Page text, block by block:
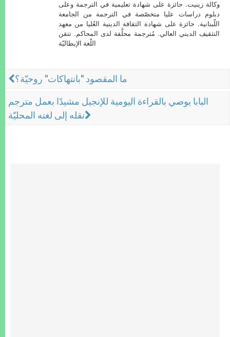
وكالة زينيت. حائزة على شهادة تعليمية في الترجمة وعلى
دبلوم دراسات عليا متخصّصة في الترجمة من الجامعة
اللّبنانية. حائزة على شهادة الثقافة الدينية العُليا من معهد
التثقيف الديني العالي. مُترجمة محلَّفة لدى المحاكم. تتقن
اللّغة الإيطاليّة
ما المقصود "بانتهاكات" روحيّة؟
البابا يوصي بالقراءة اليومية للإنجيل مشيدًا بعمل مترجم
نقله إلى لغته المحليّة